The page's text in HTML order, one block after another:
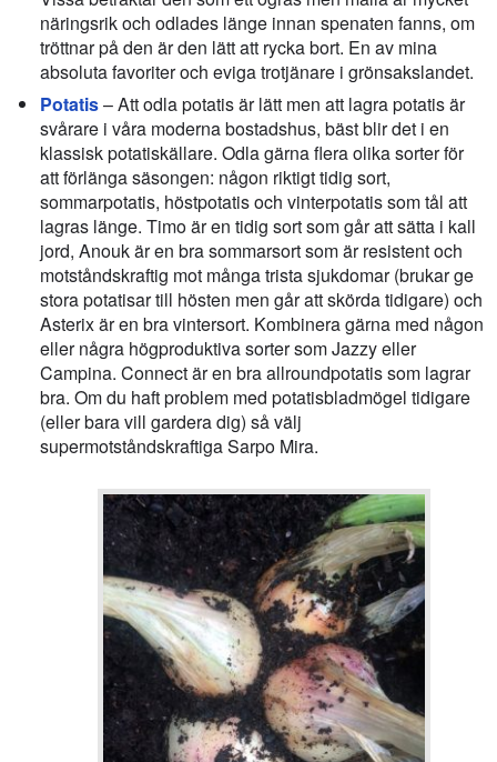
näringsrik och odlades länge innan spenaten fanns, om
tröttnar på den är den lätt att rycka bort. En av mina
absoluta favoriter och eviga trotjänare i grönsakslandet.
Potatis– Att odla potatis är lätt men att lagra potatis är
svårare i våra moderna bostadshus, bäst blir det i en
klassisk potatiskällare. Odla gärna flera olika sorter för
att förlänga säsongen: någon riktigt tidig sort,
sommarpotatis, höstpotatis och vinterpotatis som tål att
lagras länge. Timo är en tidig sort som går att sätta i kall
jord, Anouk är en bra sommarsort som är resistent och
motståndskraftig mot många trista sjukdomar (brukar ge
stora potatisar till hösten men går att skörda tidigare) och
Asterix är en bra vintersort. Kombinera gärna med någon
eller några högproduktiva sorter som Jazzy eller
Campina. Connect är en bra allroundpotatis som lagrar
bra. Om du haft problem med potatisbladmögel tidigare
(eller bara vill gardera dig) så välj
supermotståndskraftiga Sarpo Mira.